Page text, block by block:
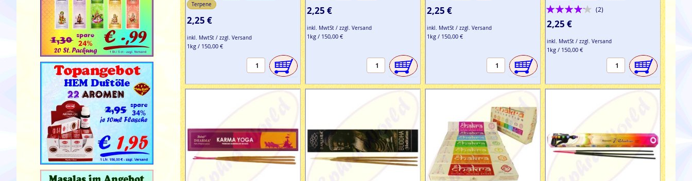
Terpene
2,25 €
inkl. MwtSt / zzgl. Versand
1kg / 150,00 €
2,25 €
inkl. MwtSt / zzgl. Versand
1kg / 150,00 €
2,25 €
inkl. MwtSt / zzgl. Versand
1kg / 150,00 €
Bewertung:
80%
(2)
2,25 €
inkl. MwtSt / zzgl. Versand
1kg / 150,00 €